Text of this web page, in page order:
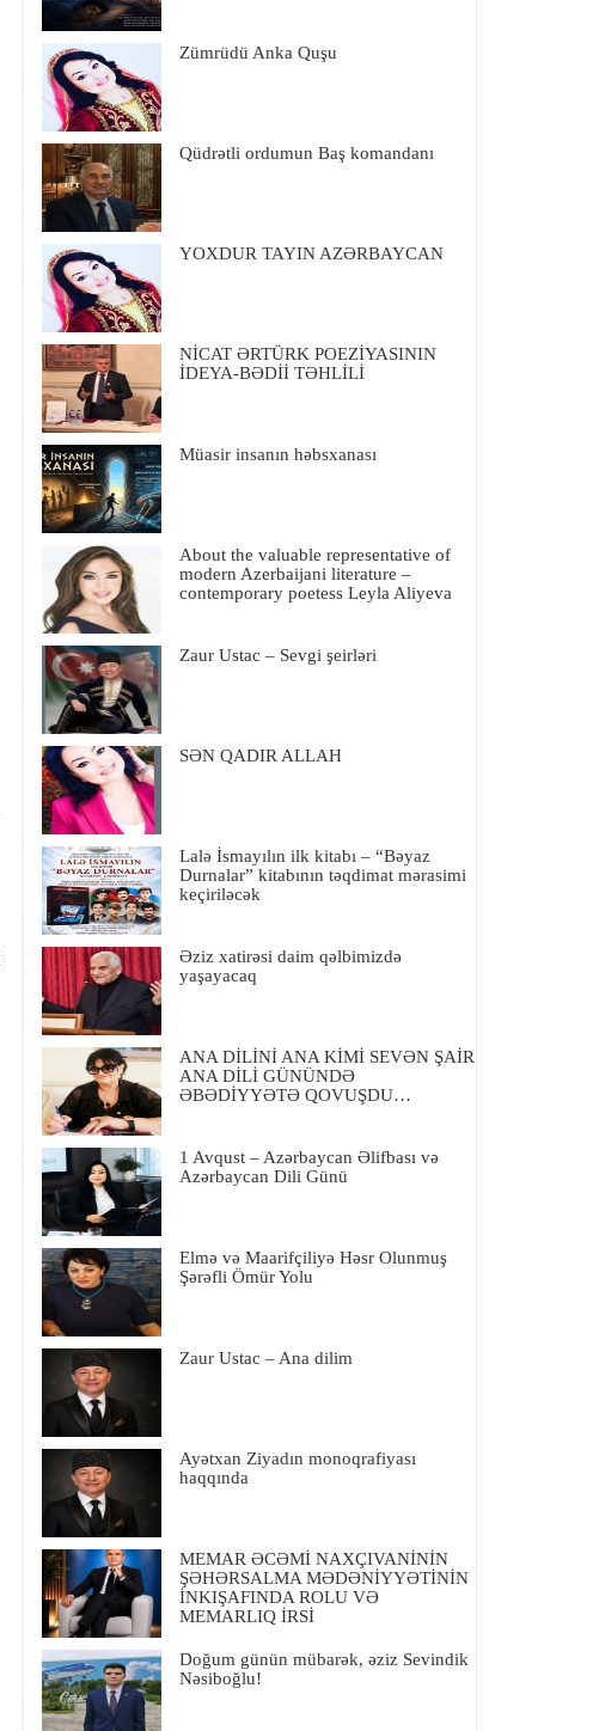
Zümrüdü Anka Quşu
Qüdrətli ordumun Baş komandanı
YOXDUR TAYIN AZƏRBAYCAN
NİCAT ƏRTÜRK POEZİYASININ
İDEYA-BƏDİİ TƏHLİLİ
Müasir insanın həbsxanası
About the valuable representative of
modern Azerbaijani literature –
contemporary poetess Leyla Aliyeva
Zaur Ustac – Sevgi şeirləri
SƏN QADIR ALLAH
Lalə İsmayılın ilk kitabı – “Bəyaz
Durnalar” kitabının təqdimat mərasimi
keçiriləcək
Əziz xatirəsi daim qəlbimizdə
yaşayacaq
ANA DİLİNİ ANA KİMİ SEVƏN ŞAİR
ANA DİLİ GÜNÜNDƏ
ƏBƏDİYYƏTƏ QOVUŞDU…
1 Avqust – Azərbaycan Əlifbası və
Azərbaycan Dili Günü
Elmə və Maarifçiliyə Həsr Olunmuş
Şərəfli Ömür Yolu
Zaur Ustac – Ana dilim
Ayətxan Ziyadın monoqrafiyası
haqqında
MEMAR ƏCƏMİ NAXÇIVANİNİN
ŞƏHƏRSALMA MƏDƏNİYYƏTİNİN
İNKIŞAFINDA ROLU VƏ
MEMARLIQ İRSİ
Doğum günün mübarək, əziz Sevindik
Nəsiboğlu!